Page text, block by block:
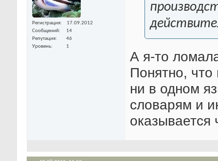
Регистрация
17.09.2012
Сообщений
14
Репутация
46
Уровень
1
А я-то
Понятно,
ни в одном
словарям и
оказывается